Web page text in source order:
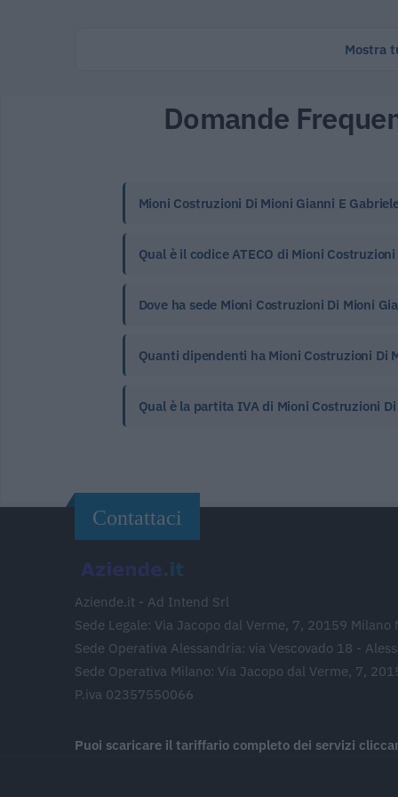
Mostra
Domande
Mioni Costruzioni Di Mioni Gianni E
Qual è il codice ATECO di Mioni
Dove ha sede Mioni Costruzioni Di Mioni
Quanti dipendenti ha Mioni Costruzioni Di
Qual è la partita IVA di Mioni Costruzioni
Contattaci
Aziende.it - Ad Intend Srl
Sede Legale: Via Jacopo dal Verme, 7, 20159 Milano
Sede Operativa Alessandria: via Vescovado 18 -
Sede Operativa Milano: Via Jacopo dal Verme, 7,
P.iva 02357550066
Puoi scaricare il tariffario completo dei servizi